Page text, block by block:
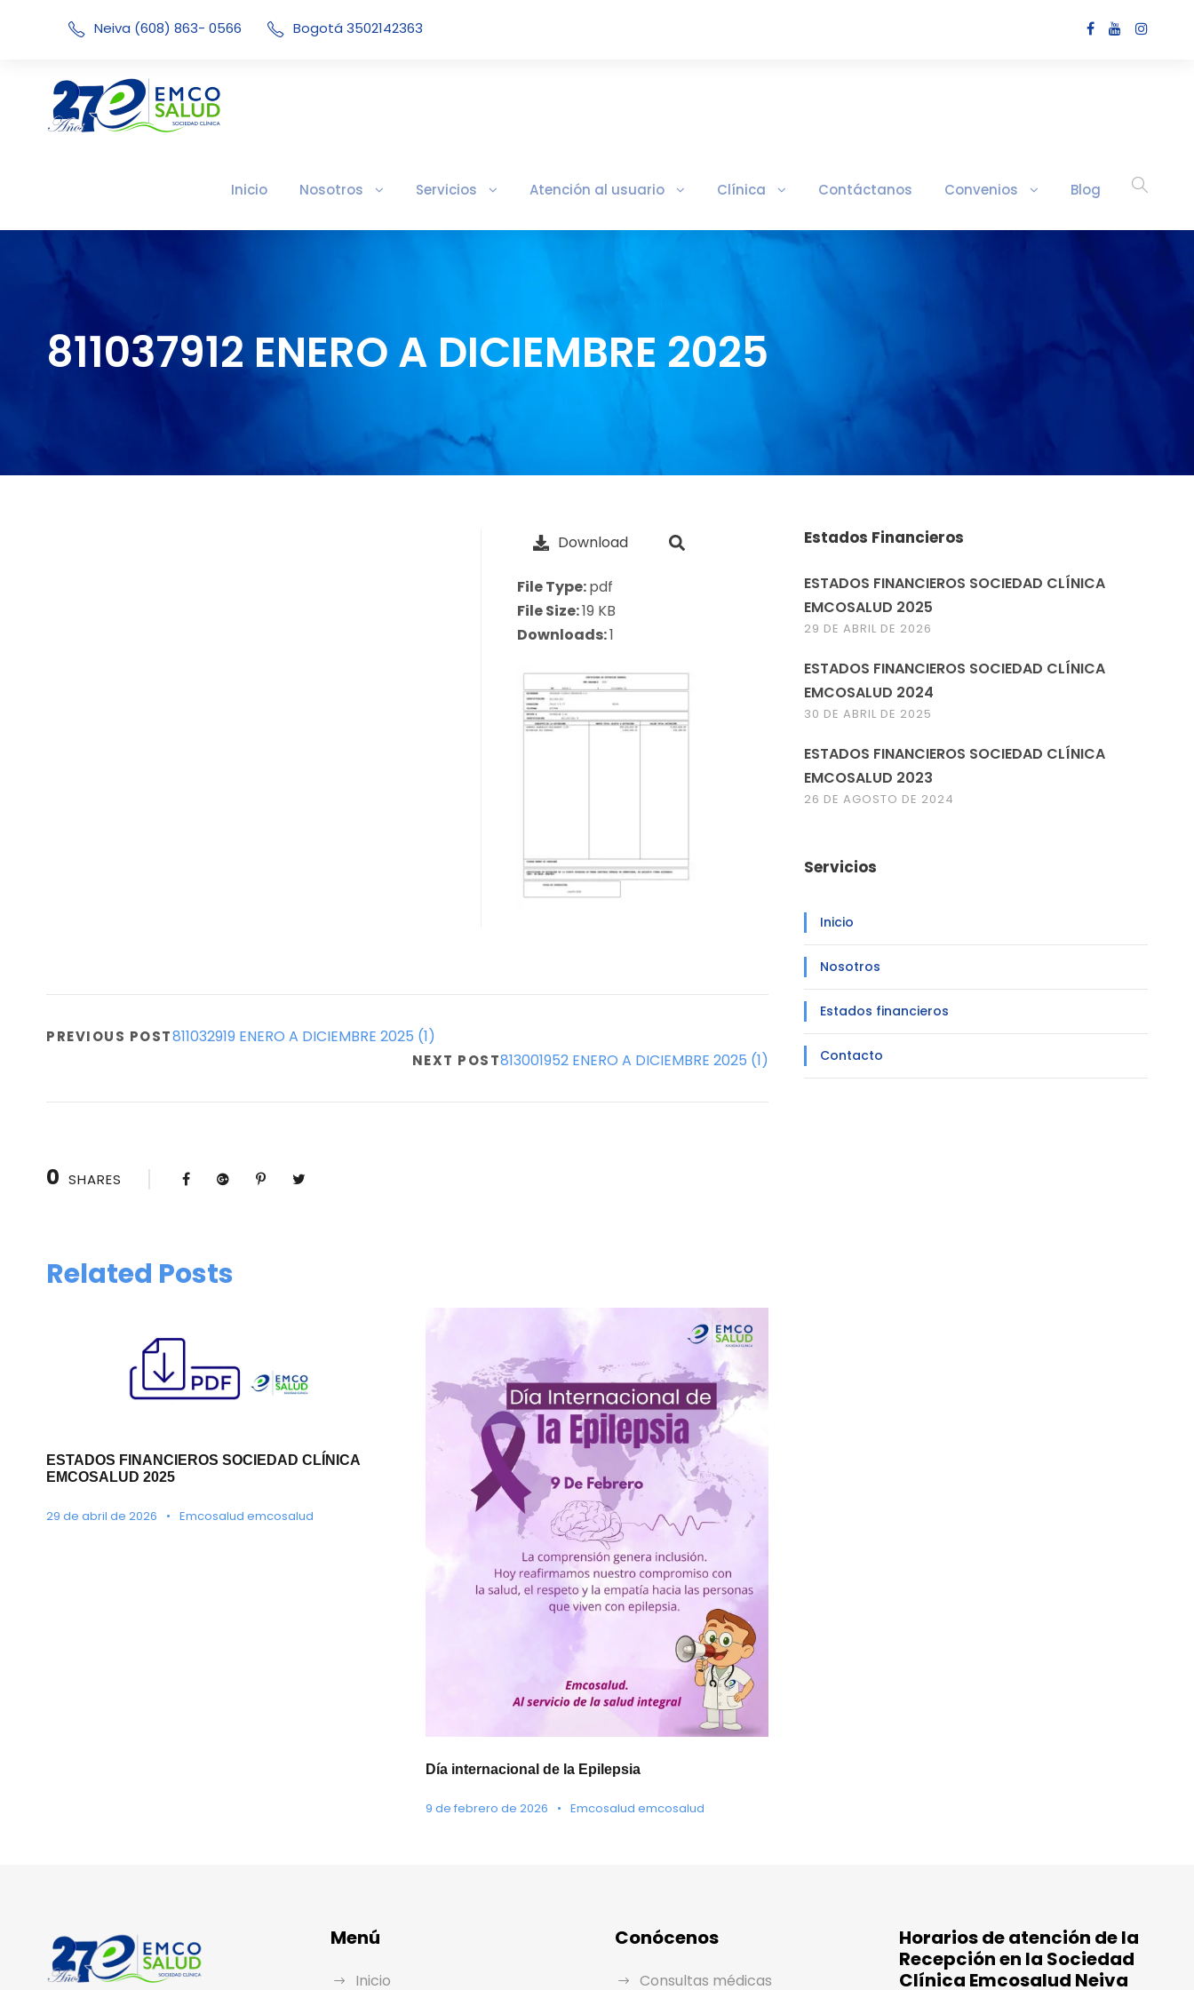
Neiva (608) 863- 0566 Bogotá 3502142363
Inicio Nosotros Servicios Atención al usuario Clínica Contáctanos Convenios Blog
811037912 ENERO A DICIEMBRE 2025
Download
File Type:pdf
File Size:19 KB
Downloads:1
PREVIOUS POST811032919 ENERO A DICIEMBRE 2025 (1)
NEXT POST813001952 ENERO A DICIEMBRE 2025 (1)
0 SHARES
Related Posts
ESTADOS FINANCIEROS SOCIEDAD CLÍNICA
EMCOSALUD 2025
29 de abril de 2026 • Emcosalud emcosalud
Día internacional de la Epilepsia
9 de febrero de 2026 • Emcosalud emcosalud
Estados Financieros
ESTADOS FINANCIEROS SOCIEDAD CLÍNICA
EMCOSALUD 2025
29 DE ABRIL DE 2026
ESTADOS FINANCIEROS SOCIEDAD CLÍNICA
EMCOSALUD 2024
30 DE ABRIL DE 2025
ESTADOS FINANCIEROS SOCIEDAD CLÍNICA
EMCOSALUD 2023
26 DE AGOSTO DE 2024
Servicios
Inicio
Nosotros
Estados financieros
Contacto
Menú
Inicio
Conócenos
Consultas médicas
Horarios de atención de la
Recepción en la Sociedad
Clínica Emcosalud Neiva